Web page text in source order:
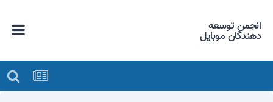
انجمن توسعه
دهندگان موبایل